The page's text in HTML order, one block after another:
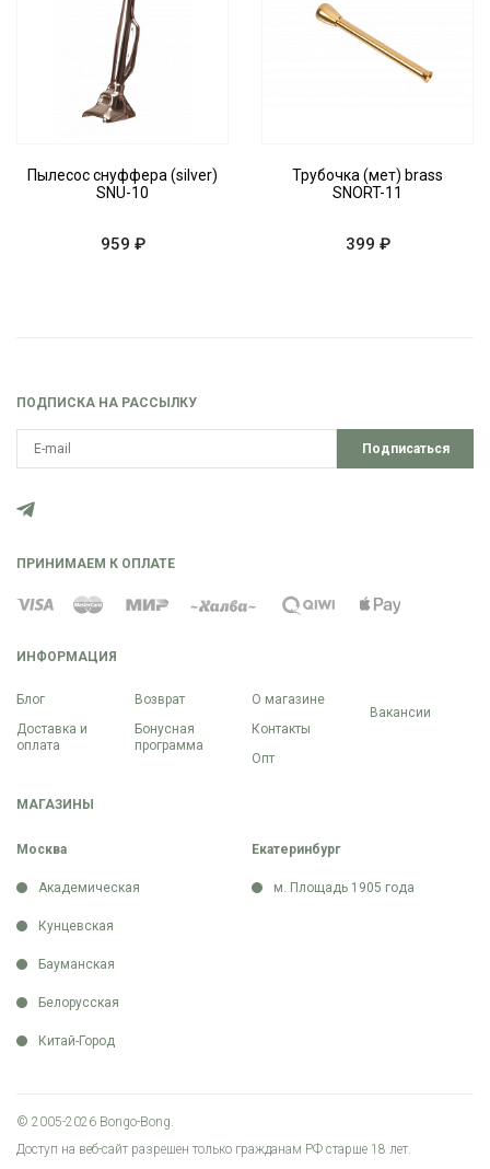
Пылесос снуффера (silver)
SNU-10
959 ₽
Трубочка (мет) brass
SNORT-11
399 ₽
ИНФОРМАЦИЯ
Блог
Доставка и
оплата
Возврат
Бонусная
программа
О магазине
Контакты
Опт
Вакансии
МАГАЗИНЫ
Москва
Академическая
Кунцевская
Бауманская
Белорусская
Китай-Город
Екатеринбург
м. Площадь 1905 года
ПОДПИСКА НА РАССЫЛКУ
Подписаться
ПРИНИМАЕМ К ОПЛАТЕ
© 2005-2026 Bongo-Bong.
Доступ на веб-сайт разрешен только гражданам РФ старше 18 лет.